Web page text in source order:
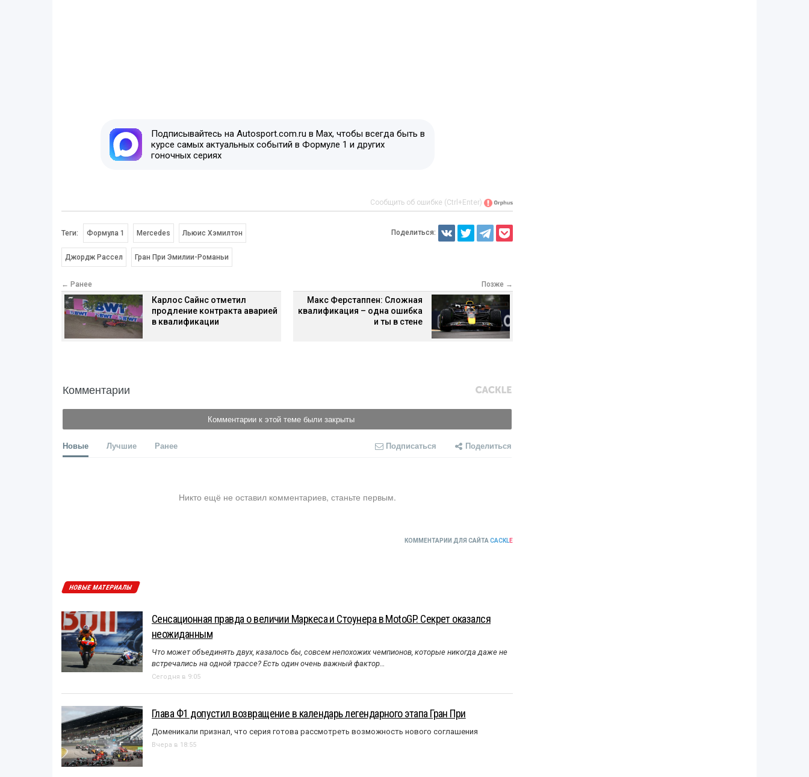
Подписывайтесь на Autosport.com.ru в Max, чтобы всегда быть в
курсе самых актуальных событий в Формуле 1 и других
гоночных сериях
Сообщить об ошибке (Ctrl+Enter)
Теги: Формула 1 Mercedes Льюис Хэмилтон
Джордж Рассел Гран При Эмилии-Романьи
Поделиться:
← Ранее
Карлос Сайнс отметил
продление контракта аварией
в квалификации
Позже →
Макс Ферстаппен: Сложная
квалификация – одна ошибка
и ты в стене
Комментарии
Комментарии к этой теме были закрыты
Новые Лучшие Ранее Подписаться Поделиться
Никто ещё не оставил комментариев, станьте первым.
КОММЕНТАРИИ ДЛЯ САЙТА CACKLE
НОВЫЕ МАТЕРИАЛЫ
Сенсационная правда о величии Маркеса и Стоунера в MotoGP. Секрет оказался
неожиданным
Что может объединять двух, казалось бы, совсем непохожих чемпионов, которые никогда даже не
встречались на одной трассе? Есть один очень важный фактор…
Сегодня в 9:05
Глава Ф1 допустил возвращение в календарь легендарного этапа Гран При
Доменикали признал, что серия готова рассмотреть возможность нового соглашения
Вчера в 18:55